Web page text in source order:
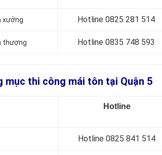
xưởng Hotline 0825 281 514
thượng Hotline 0835 748 593
thi công mái tôn tại Quận 5
Hotline
Hotline 0825 841 514